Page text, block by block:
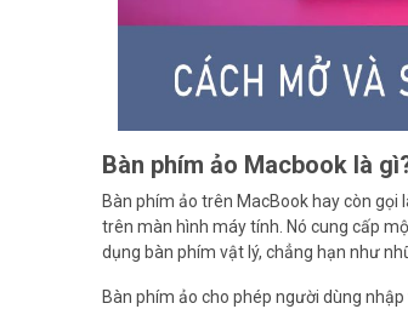
Bàn phím ảo Macbook là
Bàn phím ảo trên MacBook hay còn
trên màn hình máy tính. Nó cung cấp
dụng bàn phím vật lý, chẳng hạn như
Bàn phím ảo cho phép người dùng